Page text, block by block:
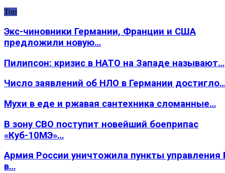
Топ
Экс-чиновники Германии, Франции и США
предложили новую…
Пилипсон: кризис в НАТО на Западе называют…
Число заявлений об НЛО в Германии
Мухи в еде и ржавая сантехника сломанные…
В зону СВО поступит новейший боеприпас
«Куб-10МЭ»…
Армия России уничтожила пункты
в…